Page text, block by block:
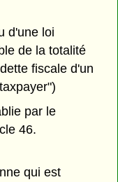
d'une loi
de la totalité
fiscale d'un
par le
46.
qui est